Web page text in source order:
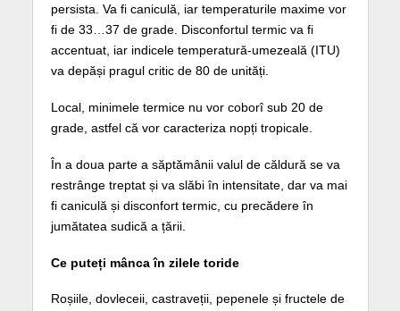
persista. Va fi caniculă, iar temperaturile maxime vor
fi de 33…37 de grade. Disconfortul termic va fi
accentuat, iar indicele temperatură-umezeală (ITU)
va depăși pragul critic de 80 de unități.
Local, minimele termice nu vor coborî sub 20 de
grade, astfel că vor caracteriza nopți tropicale.
În a doua parte a săptămânii valul de căldură se va
restrânge treptat și va slăbi în intensitate, dar va mai
fi caniculă și disconfort termic, cu precădere în
jumătatea sudică a țării.
Ce puteți mânca în zilele toride
Roșiile, dovleceii, castraveții, pepenele și fructele de